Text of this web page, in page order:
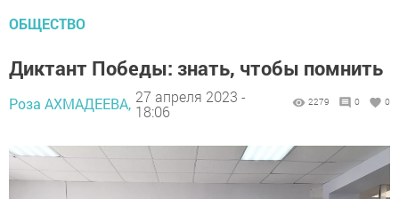
ОБЩЕСТВО
Диктант Победы: знать, чтобы помнить
Роза АХМАДЕЕВА, 27 апреля 2023 -
18:06
2279 0 0